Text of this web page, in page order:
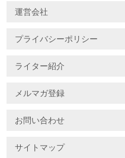
運営会社
プライバシーポリシー
ライター紹介
メルマガ登録
お問い合わせ
サイトマップ